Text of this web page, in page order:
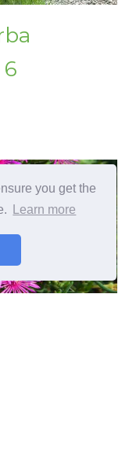
you get the
Learn more